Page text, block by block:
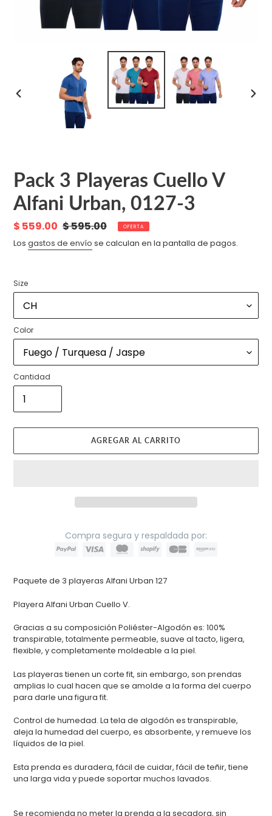
DIAPOSITIVA
Pack 3 Playeras Cuello V
Alfani Urban, 0127-3
Precio
de
$ 559.00 Precio
habitual
$ 595.00 OFERTA
Los gastos de envío se calculan en la pantalla de pagos.
Size
Color
Cantidad
AGREGAR AL CARRITO
Compra segura y respaldada por:
producto
tu
de
compra
Paquete de 3 playeras Alfani Urban 127
Playera Alfani Urban Cuello V.
Gracias a su composición Poliéster-Algodón es: 100%
transpirable, totalmente permeable, suave al tacto, ligera,
flexible, y completamente moldeable a la piel.
Las playeras tienen un corte fit, sin embargo, son prendas
amplias lo cual hacen que se amolde a la forma del cuerpo
para darle una figura fit.
Control de humedad. La tela de algodón es transpirable,
aleja la humedad del cuerpo, es absorbente, y remueve los
líquidos de la piel.
Esta prenda es duradera, fácil de cuidar, fácil de teñir, tiene
una larga vida y puede soportar muchos lavados.
Se recomienda no meter la prenda a la secadora, sin